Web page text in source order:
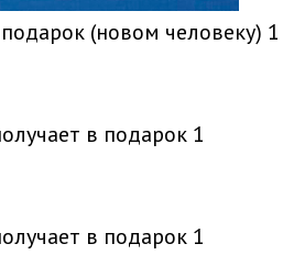
(новом человеку) 1
в подарок 1
в подарок 1